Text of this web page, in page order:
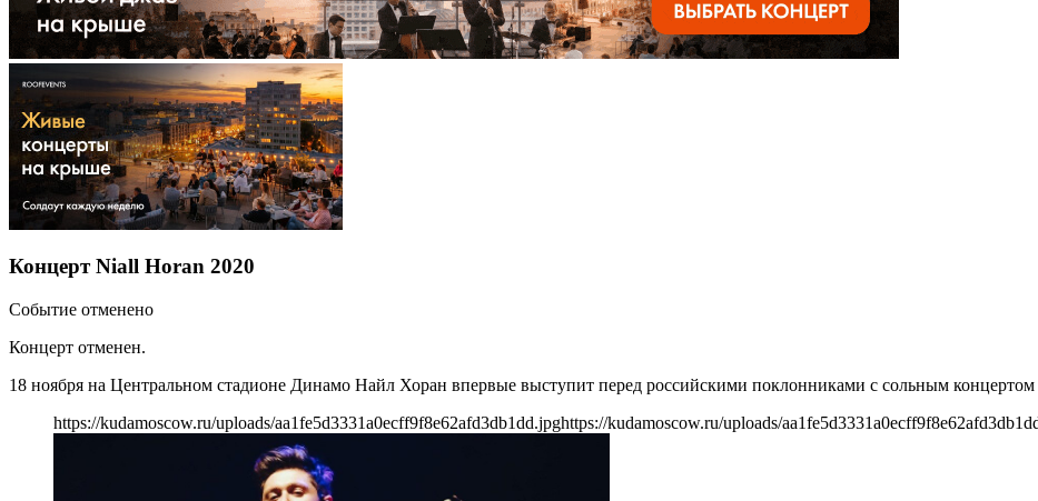
Концерт Niall Horan 2020
Событие отменено
Концерт отменен.
18 ноября на Центральном стадионе Динамо Найл Хоран впервые выступит перед российскими поклонниками с сольным концертом
https://kudamoscow.ru/uploads/aa1fe5d3331a0ecff9f8e62afd3db1dd.jpghttps://kudamoscow.ru/uploads/